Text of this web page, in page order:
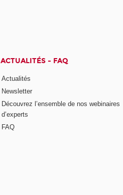
ACTUALITÉS - FAQ
Actualités
Newsletter
Découvrez l’ensemble de nos webinaires
d’experts
FAQ